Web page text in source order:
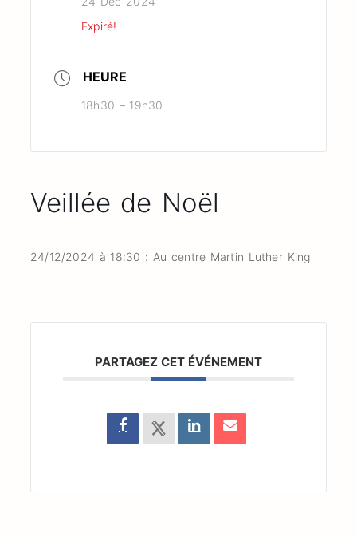
Expiré!
HEURE
18h30 – 19h30
Veillée de Noël
24/12/2024 à 18:30 : Au centre Martin Luther King
PARTAGEZ CET ÉVÉNEMENT